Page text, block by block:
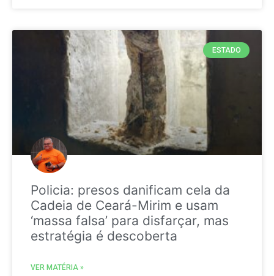
ESTADO
Policia: presos danificam cela da
Cadeia de Ceará-Mirim e usam
‘massa falsa’ para disfarçar, mas
estratégia é descoberta
VER MATÉRIA »